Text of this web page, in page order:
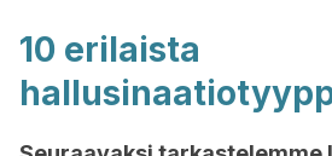
10 erilaista